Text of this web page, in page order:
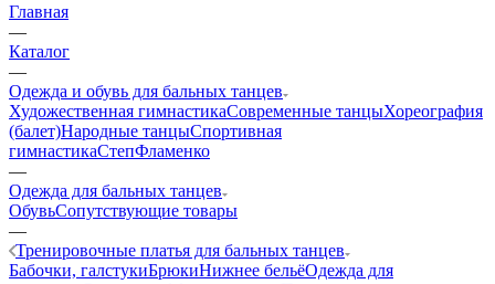
Главная
—
Каталог
—
Одежда и обувь для бальных танцев
Художественная гимнастикаСовременные танцыХореография
(балет)Народные танцыСпортивная
гимнастикаСтепФламенко
—
Одежда для бальных танцев
ОбувьСопутствующие товары
—
Тренировочные платья для бальных танцев
Бабочки, галстукиБрюкиНижнее бельёОдежда для